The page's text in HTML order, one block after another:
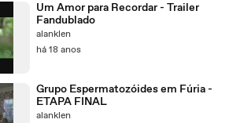
Um Amor para Recordar - Trailer
Fandublado
alanklen
há 18 anos
Grupo Espermatozóides em Fúria -
ETAPA FINAL
alanklen